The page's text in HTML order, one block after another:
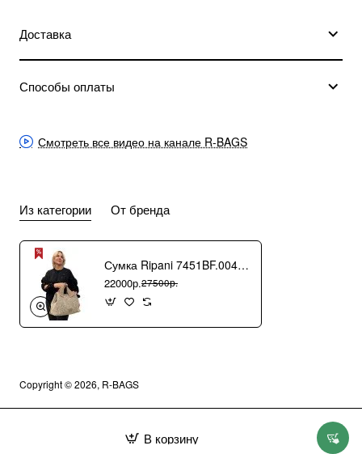
В корзину
Доставка
Способы оплаты
Смотреть все видео на канале R-BAGS
Из категории От бренда
Сумка Ripani 7451BF.00406 Ecru/Sabbia
22000р.27500р.
Copyright © 2026, R-BAGS